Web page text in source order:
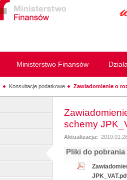
Ministerstwo Finansów
Konsultacje podatkowe Zawiadomienie o
schemy
Aktualizacja:
Pliki do pobrania